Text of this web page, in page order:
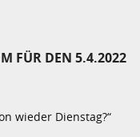
FÜR DEN 5.4.2022
wieder Dienstag?“